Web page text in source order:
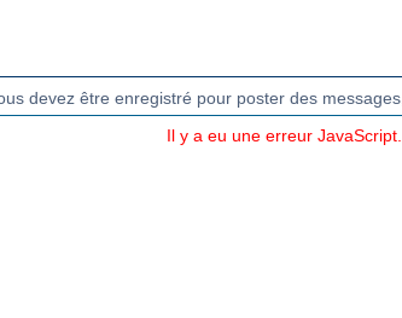
devez être enregistré pour poster des
Il y a eu une erreur